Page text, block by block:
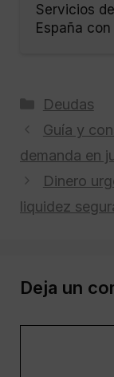
Servicios
España
Categorías
Deudas
Guía y
demanda en
Dinero
liquidez
Deja un